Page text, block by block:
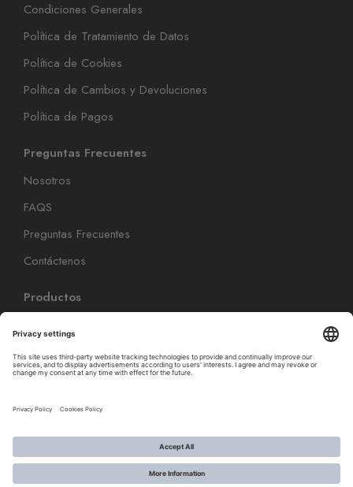
Condiciones Generales
Política de Tratamiento de Datos
Política de Cookies
Política de Cambios y Devoluciones
Política de Pagos
Preguntas Frecuentes
Nosotros
FAQS
Preguntas Frecuentes
Contáctenos
Productos
Cuidado Capilar
Cuidado del peinado
Cuidado Personal
Recamier Professional